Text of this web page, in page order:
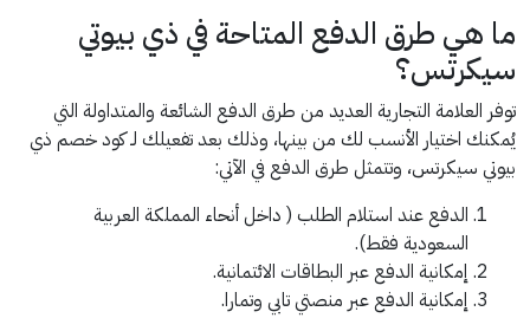
ما هي طرق الدفع المتاحة في ذي بيوتي
سيكرتس؟
توفر العلامة التجارية العديد من طرق الدفع الشائعة والمتداولة التي
يُمكنك اختيار الأنسب لك من بينها، وذلك بعد تفعيلك لـ كود خصم ذي
بيوتي سيكرتس، وتتمثل طرق الدفع في الآتي:
الدفع عند استلام الطلب ( داخل أنحاء المملكة العربية
السعودية فقط).
إمكانية الدفع عبر البطاقات الائتمانية.
إمكانية الدفع عبر منصتي تابي وتمارا.